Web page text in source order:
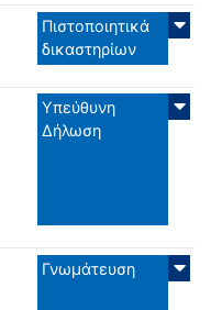
Πιστοποιητικά
δικαστηρίων
Υπεύθυνη
Δήλωση
Γνωμάτευση